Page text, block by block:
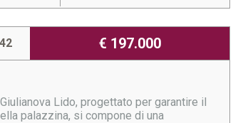
€ 197.000
Lido, progettato per garantire il
palazzina, si compone di una